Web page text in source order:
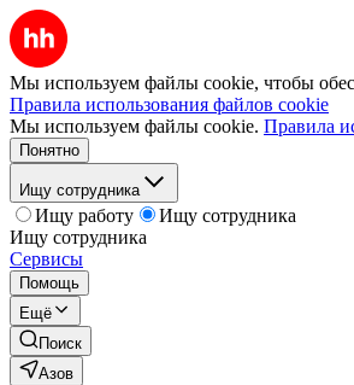
Мы используем файлы cookie, чтобы
Правила использования файлов cookie
Мы используем файлы cookie. Правила
Понятно
Ищу сотрудника
Ищу работу
Ищу сотрудника
Ищу сотрудника
Сервисы
Помощь
Ещё
Поиск
Азов